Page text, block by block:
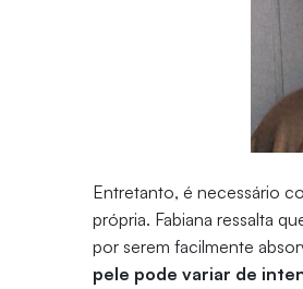
Entretanto, é necessário
própria. Fabiana ressalta
por serem facilmente
pele pode variar de